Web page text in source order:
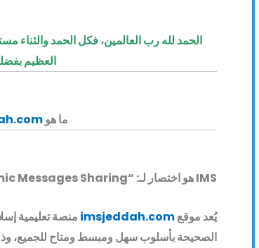
الحمد لله رب العالمين، فكل الحمد
العظيم
ما هو
IMS هو اختصار لـ: “Islamic Messages Sharing”.
يُعد موقعimsjeddah.com منصة تعليمية
الصحيحة بأسلوب سهل ومبسط ومتاح للجميع،